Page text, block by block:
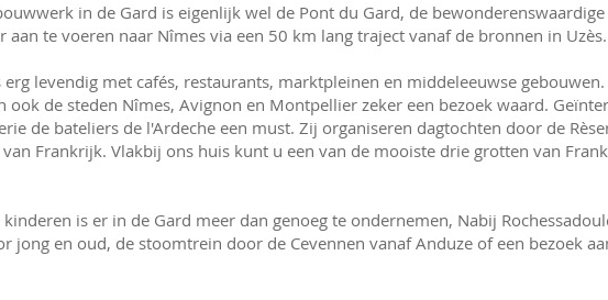
in de Gard is eigenlijk wel de Pont du Gard, de
te voeren naar Nîmes via een 50 km lang traject vanaf de bronnen in Uzès.
erg levendig met cafés, restaurants, marktpleinen en middeleeuwse
ook de steden Nîmes, Avignon en Montpellier zeker een bezoek waard.
de bateliers de l'Ardeche een must. Zij organiseren dagtochten door de
Frankrijk. Vlakbij ons huis kunt u een van de mooiste drie grotten van
is er in de Gard meer dan genoeg te ondernemen, Nabij
jong en oud, de stoomtrein door de Cevennen vanaf Anduze of een bezoek